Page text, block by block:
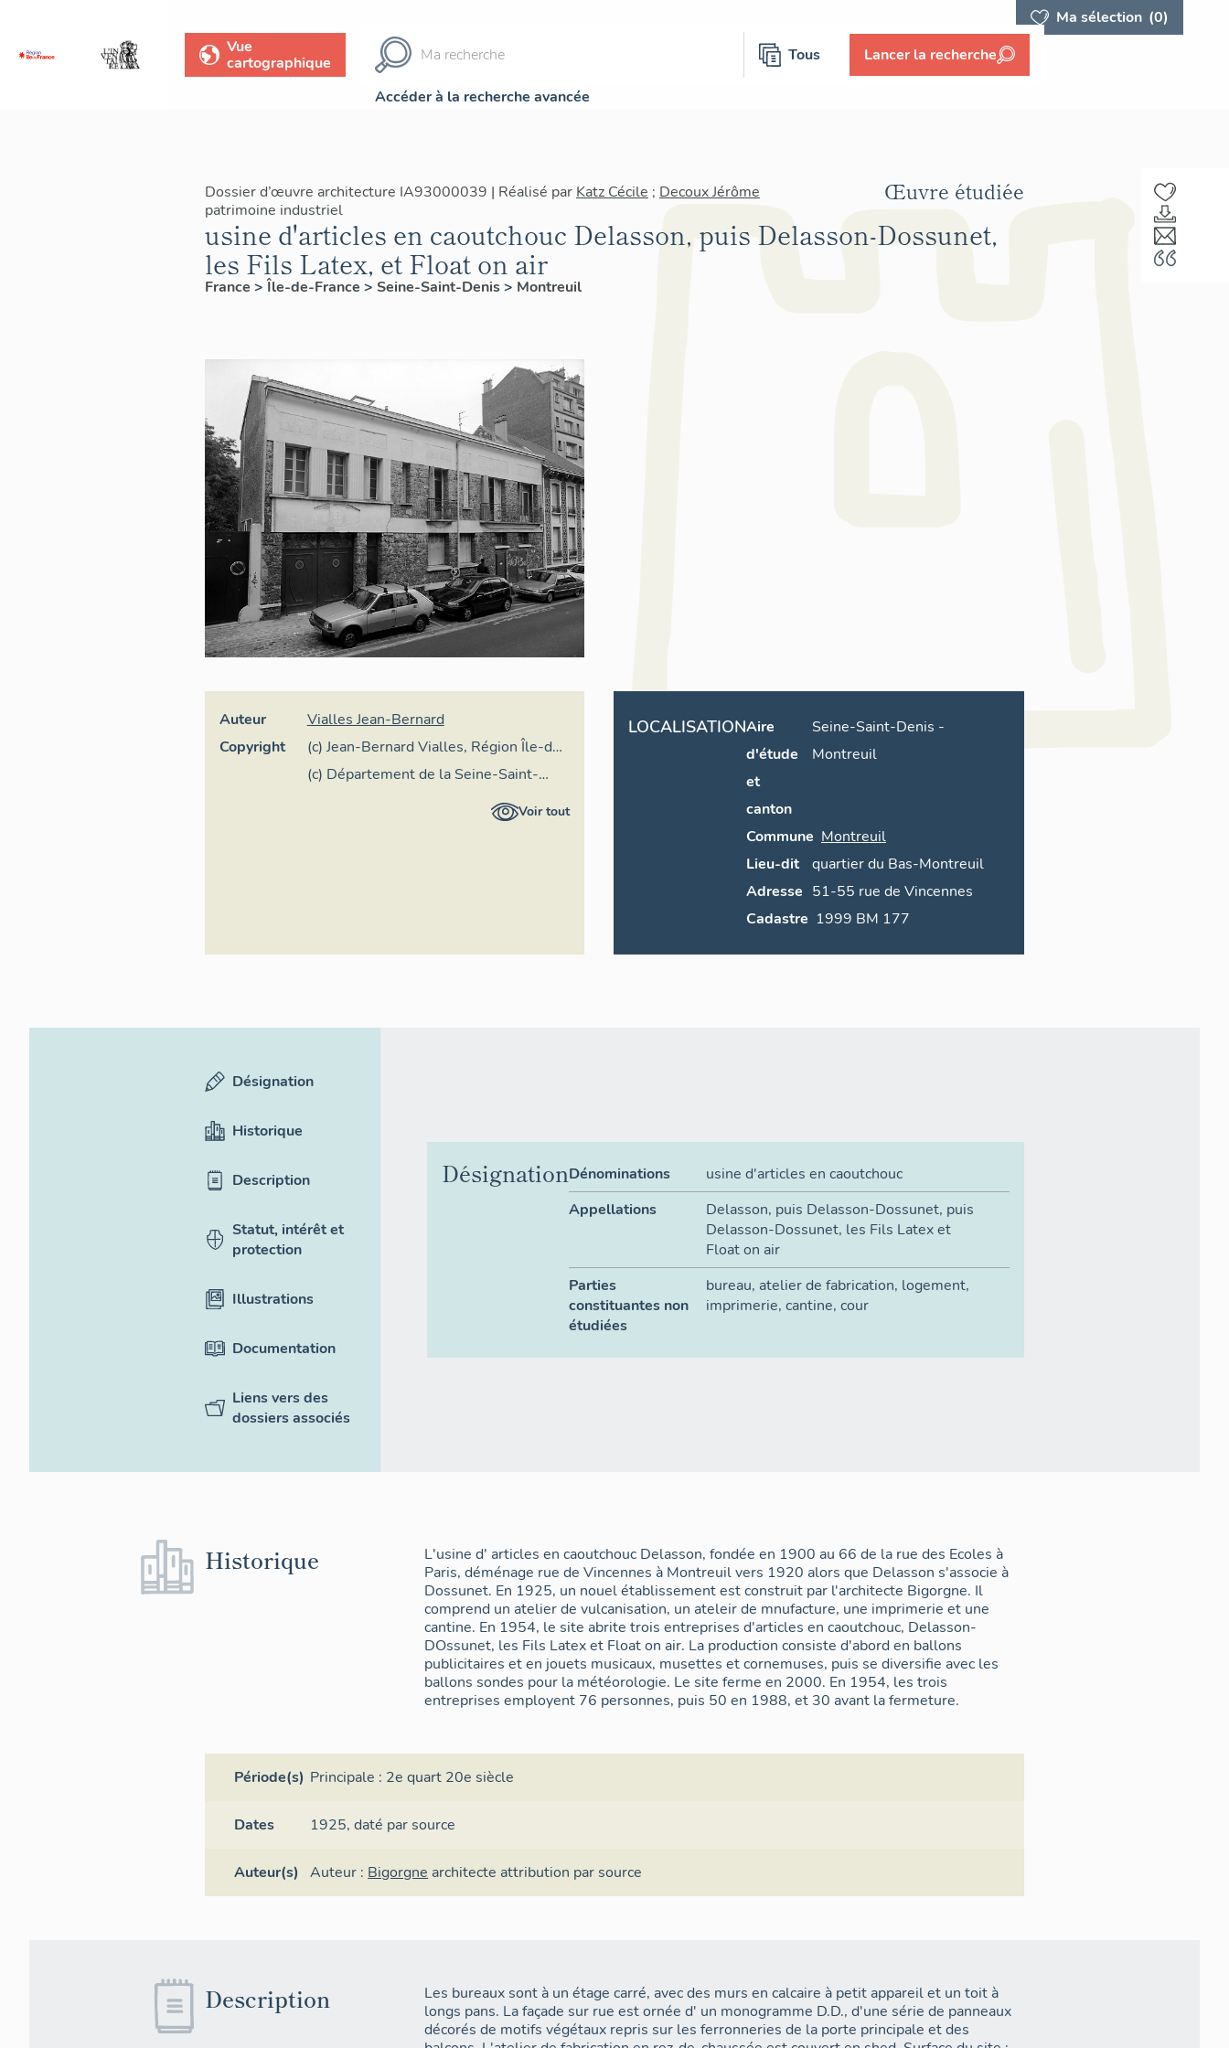
Ma sélection (0)
Vue
cartographique
Tous Lancer la recherche
Accéder à la recherche avancée
Dossier d’œuvre architecture IA93000039 | Réalisé par Katz Cécile ; Decoux Jérôme
patrimoine industriel
usine d'articles en caoutchouc Delasson, puis Delasson-Dossunet,
les Fils Latex, et Float on air
France > Île-de-France > Seine-Saint-Denis> Montreuil
Œuvre étudiée
Auteur
Vialles Jean-Bernard
Copyright
(c) Jean-Bernard Vialles, Région Île-de-
France
(c) Département de la Seine-Saint-
Voir tout
LOCALISATIONAire
d'étude
et
canton
Seine-Saint-Denis -
Montreuil
Commune Montreuil
Lieu-dit
quartier du Bas-Montreuil
Adresse 51-55 rue de Vincennes
Cadastre
1999 BM 177
Désignation
Historique
Description
Statut, intérêt et
protection
Illustrations
Documentation
Liens vers des
dossiers associés
DésignationDénominations
usine d'articles en caoutchouc
Appellations
Delasson, puis Delasson-Dossunet, puis
Delasson-Dossunet, les Fils Latex et
Float on air
Parties
constituantes non
étudiées
bureau, atelier de fabrication, logement,
imprimerie,cantine,cour
Historique
L'usine d' articles en caoutchouc Delasson, fondée en 1900 au 66 de la rue des Ecoles à
Paris, déménage rue de Vincennes à Montreuil vers 1920 alors que Delasson s'associe à
Dossunet. En 1925, un nouel établissement est construit par l'architecte Bigorgne. Il
comprend un atelier de vulcanisation, un ateleir de mnufacture, une imprimerie et une
cantine. En 1954, le site abrite trois entreprises d'articles en caoutchouc, Delasson-
DOssunet, les Fils Latex et Float on air. La production consiste d'abord en ballons
publicitaires et en jouets musicaux, musettes et cornemuses, puis se diversifie avec les
ballons sondes pour la météorologie. Le site ferme en 2000. En 1954, les trois
entreprises employent 76 personnes, puis 50 en 1988, et 30 avant la fermeture.
Période(s) Principale : 2e quart 20e siècle
Dates 1925,daté par source
Auteur(s) Auteur : Bigorgne architecte attribution par source
Description
Les bureaux sont à un étage carré, avec des murs en calcaire à petit appareil et un toit à
longs pans. La façade sur rue est ornée d' un monogramme D.D., d'une série de panneaux
décorés de motifs végétaux repris sur les ferronneries de la porte principale et des